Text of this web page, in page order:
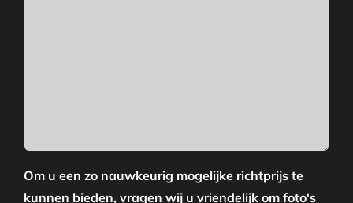
Om u een zo nauwkeurig mogelijke richtprijs te
kunnen bieden, vragen wij u vriendelijk om foto's